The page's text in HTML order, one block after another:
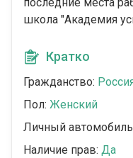
школа "Академия
Кратко
Гражданство:
Пол: Женский
Личный
Наличие прав: Да